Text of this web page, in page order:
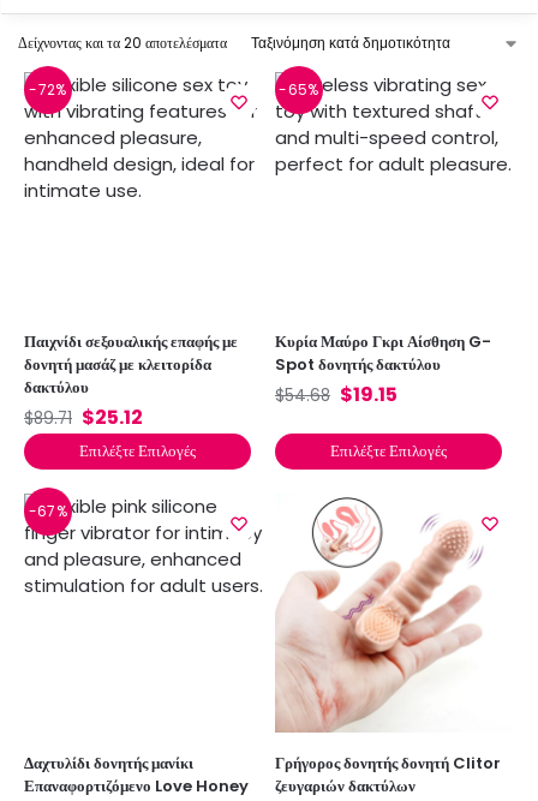
Δείχνοντας και τα 20 αποτελέσματα
-72%
Παιχνίδι σεξουαλικής επαφής με
δονητή μασάζ με κλειτορίδα
δακτύλου
$89.71 $25.12
Επιλέξτε Επιλογές
-65%
Κυρία Μαύρο Γκρι Αίσθηση G-
Spot δονητής δακτύλου
$54.68 $19.15
Επιλέξτε Επιλογές
-67%
Δαχτυλίδι δονητής μανίκι
Επαναφορτιζόμενο Love Honey
Γρήγορος δονητής δονητή Clitor
ζευγαριών δακτύλων